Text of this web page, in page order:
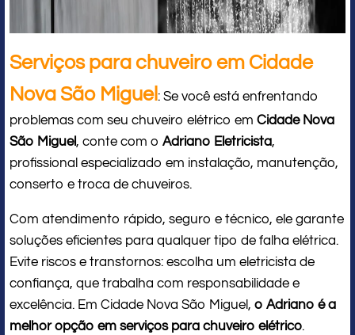
Serviços para chuveiro em Cidade
Nova São Miguel : Se você está enfrentando
problemas com seu chuveiro elétrico em Cidade Nova
São Miguel, conte com o Adriano Eletricista,
profissional especializado em instalação, manutenção,
conserto e troca de chuveiros.
Com atendimento rápido, seguro e técnico, ele garante
soluções eficientes para qualquer tipo de falha elétrica.
Evite riscos e transtornos: escolha um eletricista de
confiança, que trabalha com responsabilidade e
excelência. Em Cidade Nova São Miguel, o Adriano é a
melhor opção em serviços para chuveiro elétrico.